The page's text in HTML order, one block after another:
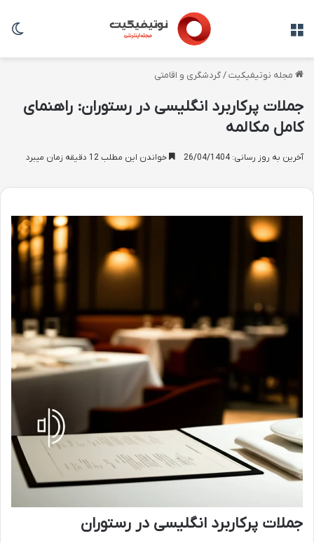
مجله نوتیفیکیت/گردشگری و اقامتی
جملات پرکاربرد انگلیسی در رستوران: راهنمای
کامل مکالمه
آخرین به روز رسانی: 26/04/1404 خواندن این مطلب 12 دقیقه زمان میبرد
جملات پرکاربرد انگلیسی در رستوران